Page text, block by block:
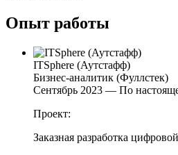
Опыт работы
ITSphere (Аутстафф)
Бизнес-аналитик (Фуллстек)
Сентябрь 2023 — По
Проект:
Заказная разработка